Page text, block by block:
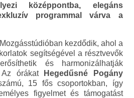
középpontba, elegáns
programmal várva a
kezdődik, ahol a
segítségével a résztvevők
és harmonizálhatják
órákat
Hegedűsné Pogány
15 fős csoportokban, így
figyelmet és támogatást